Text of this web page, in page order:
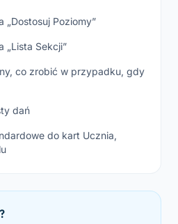
„Dostosuj Poziomy”
„Lista Sekcji”
co zrobić w przypadku, gdy
dań
do kart Ucznia,